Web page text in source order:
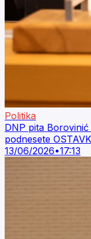
Politika
DNP pita
podnesete
13/06/2026•17:13